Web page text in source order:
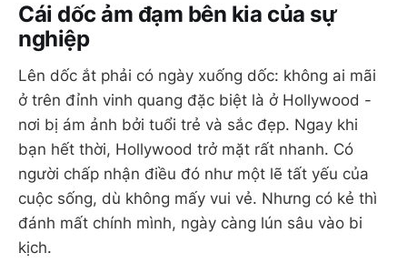
Cái dốc ảm đạm bên kia của sự
nghiệp
Lên dốc ắt phải có ngày xuống dốc: không ai mãi
ở trên đỉnh vinh quang đặc biệt là ở Hollywood -
nơi bị ám ảnh bởi tuổi trẻ và sắc đẹp. Ngay khi
bạn hết thời, Hollywood trở mặt rất nhanh. Có
người chấp nhận điều đó như một lẽ tất yếu của
cuộc sống, dù không mấy vui vẻ. Nhưng có kẻ thì
đánh mất chính mình, ngày càng lún sâu vào bi
kịch.